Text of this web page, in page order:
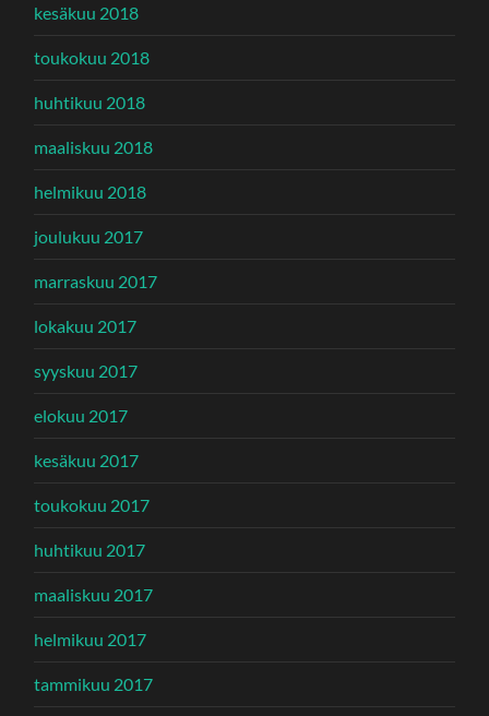
kesäkuu 2018
toukokuu 2018
huhtikuu 2018
maaliskuu 2018
helmikuu 2018
joulukuu 2017
marraskuu 2017
lokakuu 2017
syyskuu 2017
elokuu 2017
kesäkuu 2017
toukokuu 2017
huhtikuu 2017
maaliskuu 2017
helmikuu 2017
tammikuu 2017